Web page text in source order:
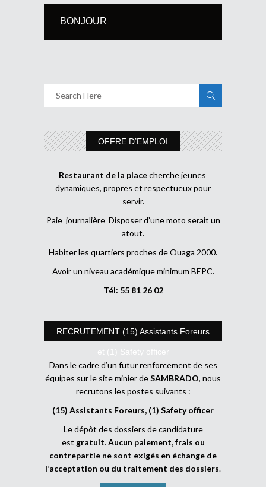
BONJOUR
OFFRE D’EMPLOI
Restaurant de la placecherche jeunes
dynamiques, propres et respectueux pour
servir.
Paie journalière Disposer d’une moto serait un
atout.
Habiter les quartiers proches de Ouaga 2000.
Avoir un niveau académique minimum BEPC.
Tél: 55 81 26 02
RECRUTEMENT (15) Assistants Foreurs
et (1) Safety officer
Dans le cadre d’un futur renforcement de ses
équipes sur le site minier deSAMBRADO, nous
recrutons les postes suivants :
(15) Assistants Foreurs, (1) Safety officer
Le dépôt des dossiers de candidature
est gratuit.Aucun paiement, frais ou
contrepartie ne sont exigés en échange de
l’acceptation ou du traitement des dossiers.